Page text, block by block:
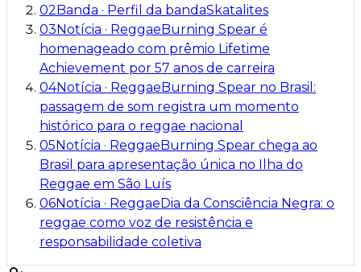
02 Banda · Perfil da bandaSkatalites
03 Notícia · Reggae Burning Spear é
homenageado com prêmio Lifetime
Achievement por 57 anos de carreira
04Notícia · Reggae Burning Spear no Brasil:
passagem de som registra um momento
histórico para o reggae nacional
05 Notícia · Reggae Burning Spear chega ao
Brasil para apresentação única no Ilha do
Reggae em São Luís
06Notícia · Reggae Dia da Consciência Negra: o
reggae como voz de resistência e
responsabilidade coletiva